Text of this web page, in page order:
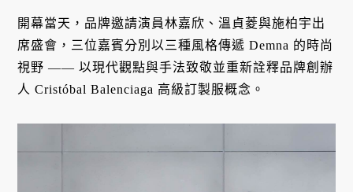
開幕當天，品牌邀請演員林嘉欣、溫貞菱與施柏宇出
席盛會，三位嘉賓分別以三種風格傳遞 Demna 的時尚
視野 —— 以現代觀點與手法致敬並重新詮釋品牌創辦
人 Cristóbal Balenciaga 高級訂製服概念。